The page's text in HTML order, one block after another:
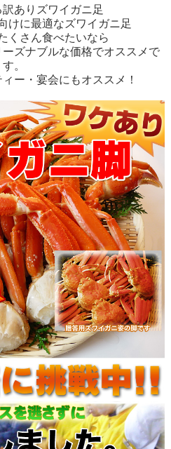
ありズワイガニ足
けに最適なズワイガニ足
くさん食べたいなら
ズナブルな価格でオススメで
す。
ー・宴会にもオススメ！